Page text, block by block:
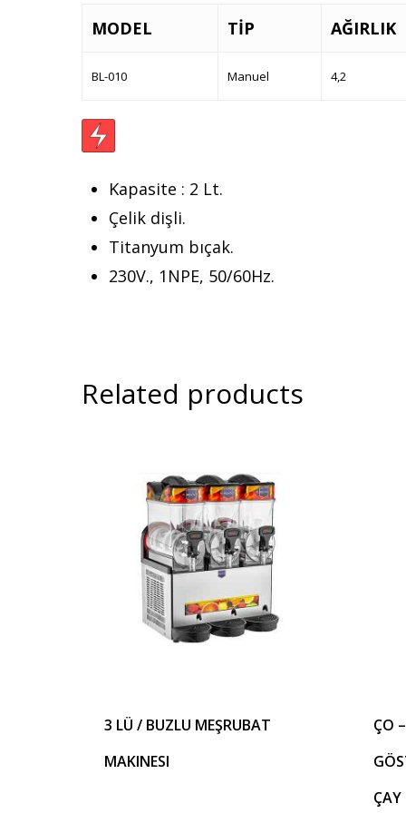
MODEL TİP AĞIRLIK
BL-010 Manuel 4,2
Kapasite : 2 Lt.
Çelik dişli.
Titanyum bıçak.
230V., 1NPE, 50/60Hz.
Related products
3 LÜ / BUZLU MEŞRUBAT
MAKINESI
ÇO